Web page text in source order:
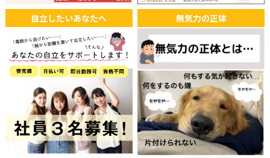
自立したいあなたへ 無気力の正体